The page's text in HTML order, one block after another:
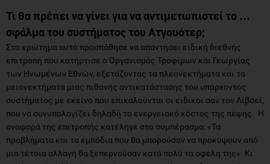
Τι θα πρέπει να γίνει για να αντιμετωπιστεί το …
σφάλμα του συστήματος του Ατγουότερ;
Στο ερώτημα αυτό προσπάθησε να απαντήσει ειδική διεθνής
επιτροπή που κατήρτισε ο Οργανισμός Τροφίμων και Γεωργίας
των Ηνωμένων Εθνών, εξετάζοντας τα πλεονεκτήματα και τα
μειονεκτήματα μιας πιθανής αντικατάστασης του υπάρχοντος
συστήματος με εκείνο που επικαλούνται οι ειδικοί σαν τον Λίβσεϊ,
που να συνυπολογίζει δηλαδή το ενεργειακό κόστος της πέψης. Η
αναφορά της επιτροπής κατέληγε στο συμπέρασμα: «Τα
προβλήματα και τα εμπόδια που θα μπορούσαν να προκύψουν από
μια τέτοια αλλαγή θα ξεπερνούσαν κατά πολύ τα οφέλη της». Κι